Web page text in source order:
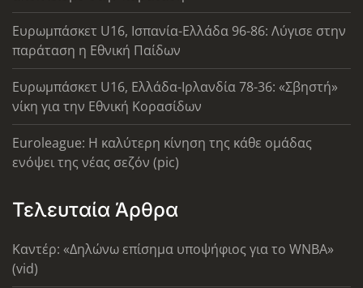
Ευρωμπάσκετ U16, Ισπανία-Ελλάδα 96-86: Λύγισε στην
παράταση η Εθνική Παίδων
Ευρωμπάσκετ U16, Ελλάδα-Ιρλανδία 78-36: «Σβηστή»
νίκη για την Εθνική Κορασίδων
Euroleague: Η καλύτερη κίνηση της κάθε ομάδας
ενόψει της νέας σεζόν (pic)
Τελευταία Άρθρα
Καντέρ: «Δηλώνω επίσημα υποψήφιος για το WNBA»
(vid)